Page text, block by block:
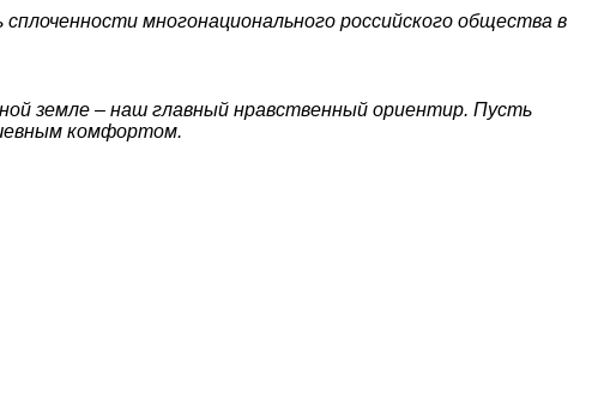
многонационального российского общества в
земле – наш главный нравственный ориентир. Пусть
комфортом.